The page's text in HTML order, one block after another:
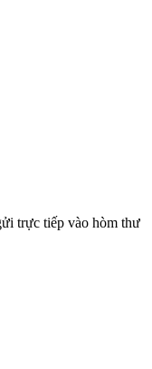
trực tiếp vào hòm thư